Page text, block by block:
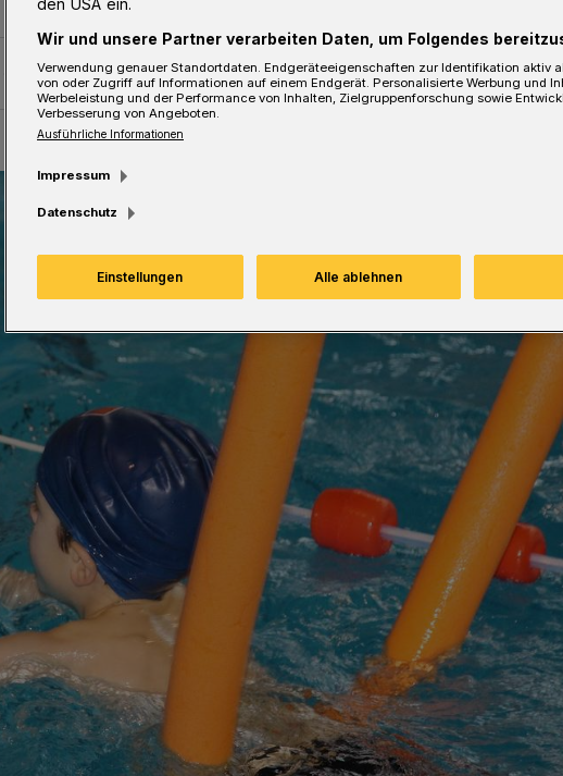
2 Minuten Lesezeit
den USA ein.
Wir und unsere Partner verarbeiten Daten, um Folgendes
Verwendung genauer Standortdaten. Endgeräteeigenschaften zur Identifikation aktiv
von oder Zugriff auf Informationen auf einem Endgerät. Personalisierte Werbung und
Werbeleistung und der Performance von Inhalten, Zielgruppenforschung sowie
Verbesserung von Angeboten.
Ausführliche Informationen
Impressum
Datenschutz
Einstellungen Alle ablehnen